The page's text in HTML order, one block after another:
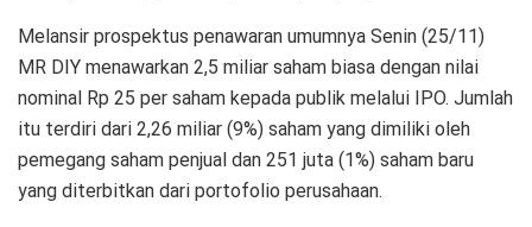
Melansir prospektus penawaran umumnya Senin (25/11)
MR DIY menawarkan 2,5 miliar saham biasa dengan nilai
nominal Rp 25 per saham kepada publik melalui IPO. Jumlah
itu terdiri dari 2,26 miliar (9%) saham yang dimiliki oleh
pemegang saham penjual dan 251 juta (1%) saham baru
yang diterbitkan dari portofolio perusahaan.